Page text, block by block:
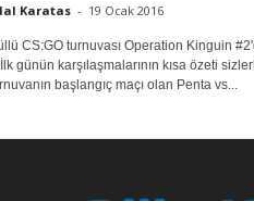
Karatas - 19 Ocak 2016
CS:GO turnuvası Operation Kinguin
İlk günün karşılaşmalarının kısa özeti
başlangıç maçı olan Penta vs...